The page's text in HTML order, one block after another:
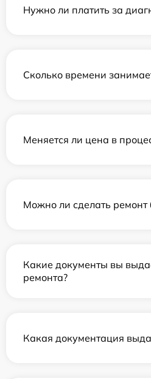
Нужно ли платить за
Сколько времени
Меняется ли цена в
Можно ли сделать ремонт
Какие документы вы
ремонта?
Какая документация